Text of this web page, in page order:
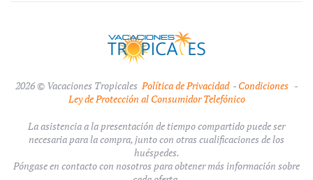
2026 © Vacaciones TropicalesPolítica de Privacidad- Condiciones -
Ley de Protección al Consumidor Telefónico
La asistencia a la presentación de tiempo compartido puede ser
necesaria para la compra, junto con otras cualificaciones de los
huéspedes.
Póngase en contacto con nosotros para obtener más información sobre